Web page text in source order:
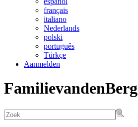
français
italiano
Nederlands
polski
português
Türkçe
Aanmelden
FamilievandenBerg